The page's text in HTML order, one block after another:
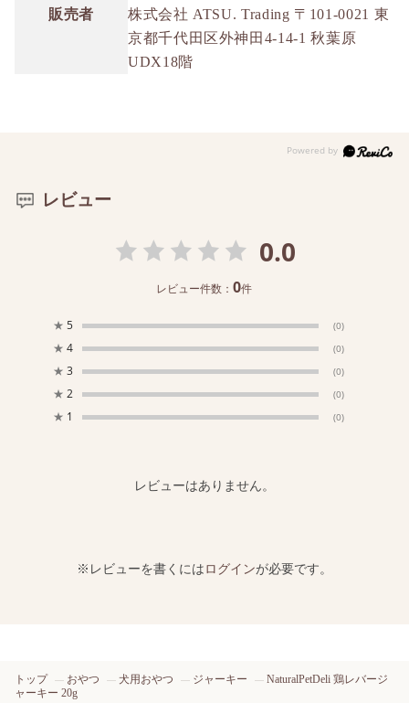
販売者
株式会社 ATSU. Trading 〒101-0021 東
京都千代田区外神田4-14-1 秋葉原
UDX18階
レビュー
0.0
レビュー件数：0件
★ 5 (0)
★ 4 (0)
★ 3 (0)
★ 2 (0)
★ 1 (0)
レビューはありません。
※レビューを書くにはログインが必要です。
トップ おやつ 犬用おやつ ジャーキー
NaturalPetDeli 鶏レバージ
ャーキー 20g